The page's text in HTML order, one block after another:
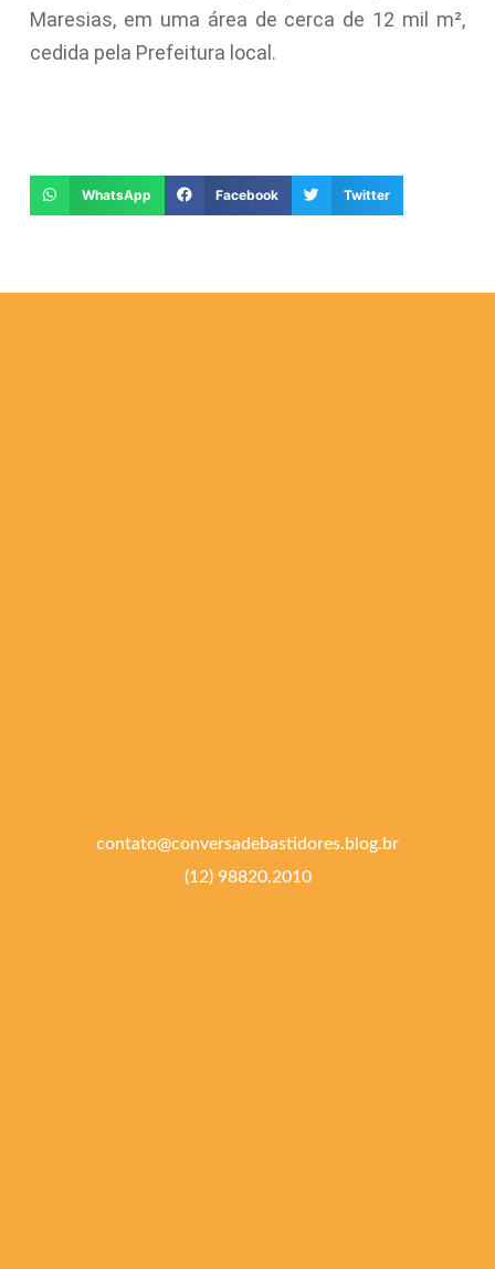
Maresias, em uma área de cerca de 12 mil m²,
cedida pela Prefeitura local.
WhatsApp Facebook Twitter
contato@conversadebastidores.blog.br
(12) 98820.2010